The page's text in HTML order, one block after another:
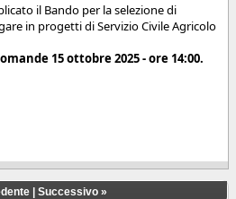
il Bando per la selezione di
in progetti di Servizio Civile Agricolo
15 ottobre 2025 - ore 14:00.
Successivo »